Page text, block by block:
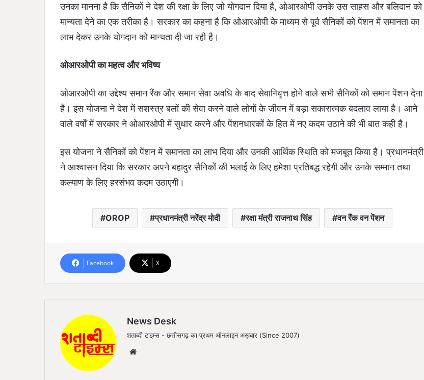
उनका मानना है कि सैनिकों ने देश की रक्षा के लिए जो योगदान दिया है, ओआरओपी उनके उस साहस और बलिदान को
मान्यता देने का एक तरीका है। सरकार का कहना है कि ओआरओपी के माध्यम से पूर्व सैनिकों को पेंशन में समानता का
लाभ देकर उनके योगदान को मान्यता दी जा रही है।
ओआरओपी का महत्व और भविष्य
ओआरओपी का उद्देश्य समान रैंक और समान सेवा अवधि के बाद सेवानिवृत्त होने वाले सभी सैनिकों को समान पेंशन देना
है। इस योजना ने देश में सशस्त्र बलों की सेवा करने वाले लोगों के जीवन में बड़ा सकारात्मक बदलाव लाया है। आने
वाले वर्षों में सरकार ने ओआरओपी में सुधार करने और पेंशनधारकों के हित में नए कदम उठाने की भी बात कही है।
इस योजना ने सैनिकों को पेंशन में समानता का लाभ दिया और उनकी आर्थिक स्थिति को मजबूत किया है। प्रधानमंत्री
ने आश्वासन दिया कि सरकार अपने बहादुर सैनिकों की भलाई के लिए हमेशा प्रतिबद्ध रहेगी और उनके सम्मान तथा
कल्याण के लिए हरसंभव कदम उठाएगी।
OROP प्रधानमंत्री नरेंद्र मोदी रक्षा मंत्री राजनाथ सिंह वन रैंक वन पेंशन
Facebook X
News Desk
शताब्दी टाइम्स - छत्तीसगढ़ का प्रथम ऑनलाइन अख़बार (Since 2007)